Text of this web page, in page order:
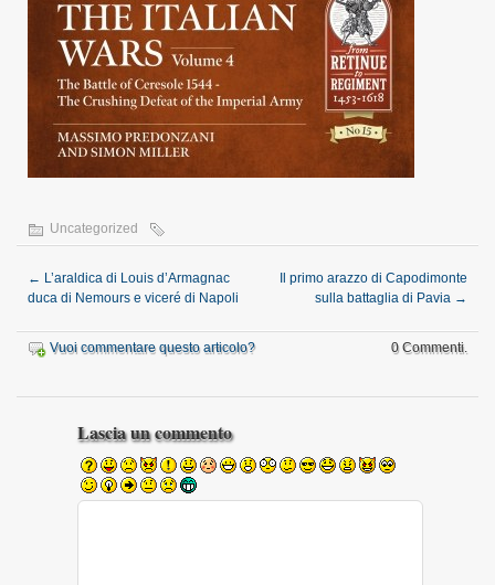
Uncategorized
← L’araldica di Louis d’Armagnac
duca di Nemours e viceré di Napoli
Il primo arazzo di Capodimonte
sulla battaglia di Pavia →
Vuoi commentare questo articolo? 0 Commenti.
Lascia un commento